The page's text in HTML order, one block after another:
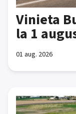
Vinieta
la 1
01 aug. 2026